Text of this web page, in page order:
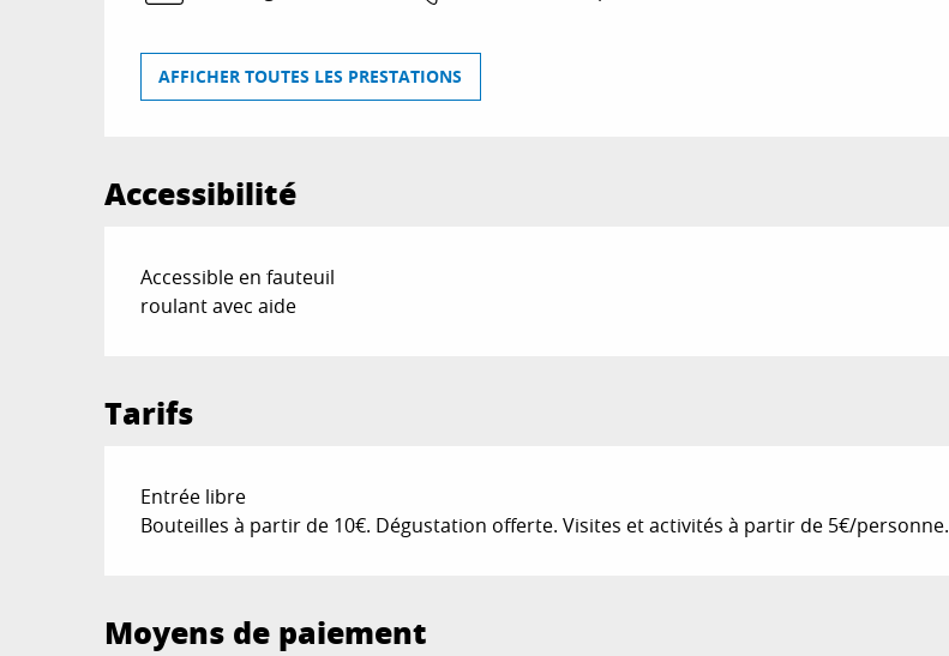
AFFICHER TOUTES LES PRESTATIONS
Accessibilité
Accessible en fauteuil
roulant avec aide
Tarifs
Entrée libre
Bouteilles à partir de 10€. Dégustation offerte. Visites et activités à partir de 5€/personne.
Moyens de paiement